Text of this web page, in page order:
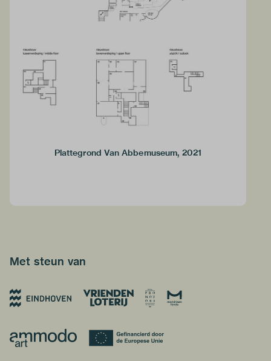
Plattegrond Van Abbemuseum, 2021
Met steun van